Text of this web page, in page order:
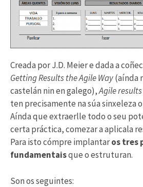
Creada por J.D. Meier e dada a
Getting Results the Agile Way(aínda
castelán nin en galego),Agile results
ten precisamente na súa sinxeleza
Aínda que extraerlle todo o seu
certa práctica, comezar a aplicala
Para isto cómpre implantaros tres
fundamentaisque o estruturan.
Son os seguintes: